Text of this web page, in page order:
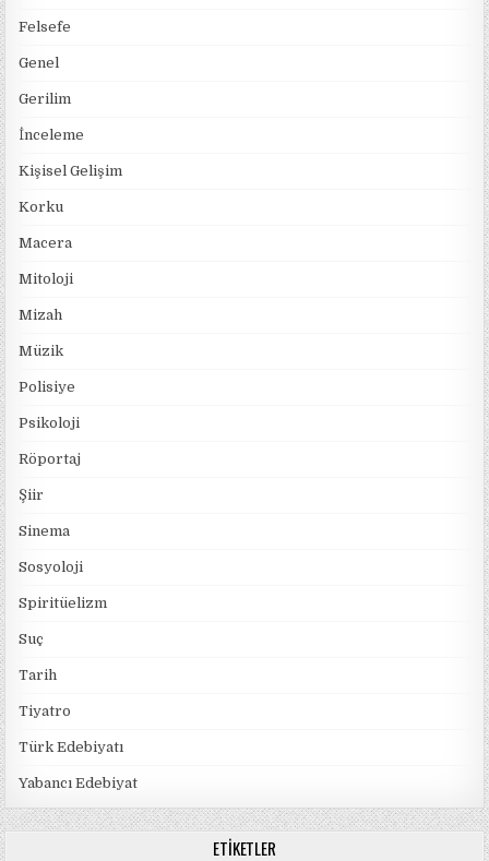
Felsefe
Genel
Gerilim
İnceleme
Kişisel Gelişim
Korku
Macera
Mitoloji
Mizah
Müzik
Polisiye
Psikoloji
Röportaj
Şiir
Sinema
Sosyoloji
Spiritüelizm
Suç
Tarih
Tiyatro
Türk Edebiyatı
Yabancı Edebiyat
ETIKETLER